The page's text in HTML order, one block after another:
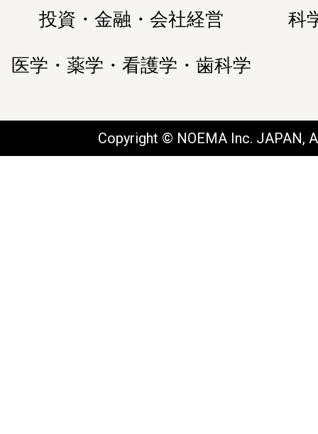
投資・金融・会社経営 科
医学・薬学・看護学・歯科学
Copyright © NOEMA Inc. JAPAN,